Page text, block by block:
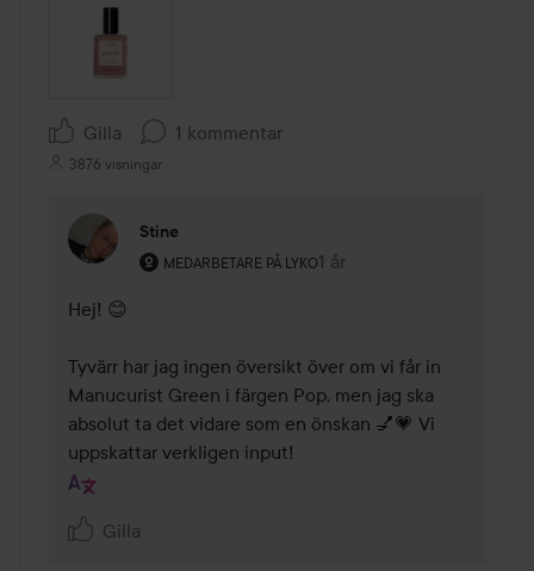
Gilla 1 kommentar
3876 visningar
Stine
MEDARBETARE PÅ LYKO
Användarens roll: Medarbetare på Lyko.
1 år
Kommentaren lades 1 år
Hej! 😊
Tyvärr har jag ingen översikt över om vi får in
Manucurist Green i färgen Pop, men jag ska
absolut ta det vidare som en önskan 💅💗 Vi
uppskattar verkligen input!
Gilla